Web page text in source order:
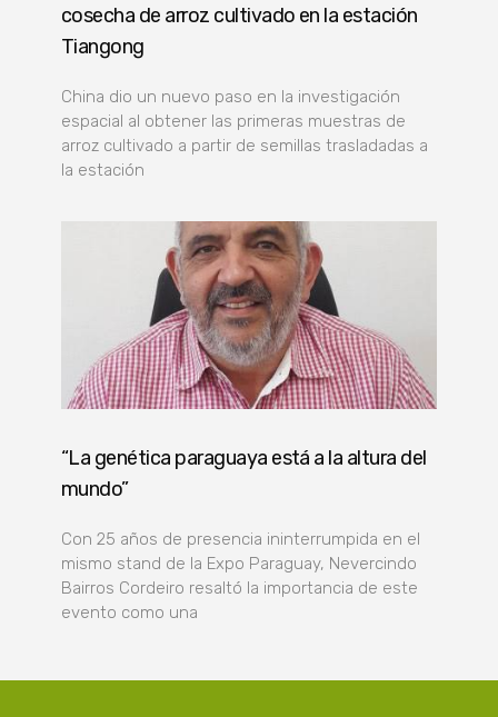
cosecha de arroz cultivado en la estación
Tiangong
China dio un nuevo paso en la investigación
espacial al obtener las primeras muestras de
arroz cultivado a partir de semillas trasladadas a
la estación
“La genética paraguaya está a la altura del
mundo”
Con 25 años de presencia ininterrumpida en el
mismo stand de la Expo Paraguay, Nevercindo
Bairros Cordeiro resaltó la importancia de este
evento como una